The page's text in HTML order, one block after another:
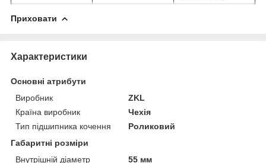
Приховати
Характеристики
Основні атрибути
Виробник
ZKL
Країна виробник
Чехія
Тип підшипника кочення
Роликовий
Габаритні розміри
Внутрішній діаметр
55 мм